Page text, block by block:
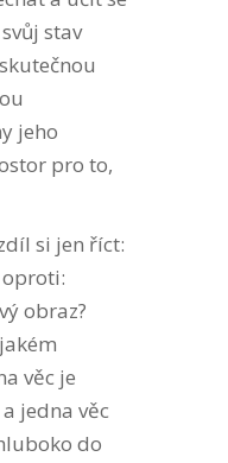
stav
jeho
pro to,
si jen říct:
oproti:
obraz?
věc je
jedna věc
do